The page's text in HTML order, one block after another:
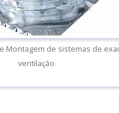
Montagem de sistemas de
ventilação